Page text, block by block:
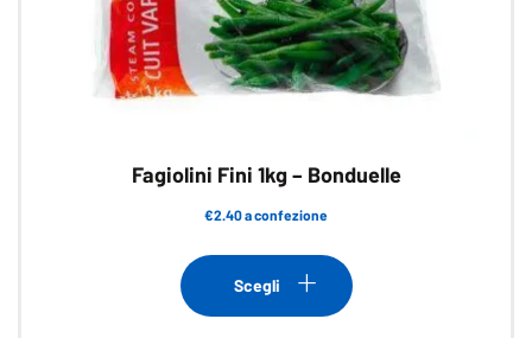
Fagiolini Fini 1kg – Bonduelle
€2.40 a confezione
Scegli
prodotto